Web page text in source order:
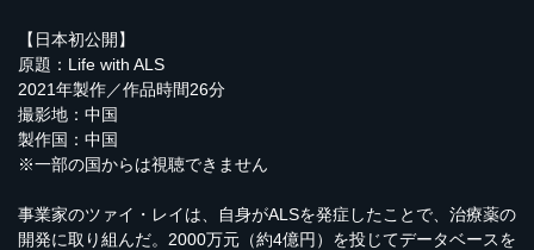
【日本初公開】
原題：Life with ALS
2021年製作／作品時間26分
撮影地：中国
製作国：中国
※一部の国からは視聴できません
事業家のツァイ・レイは、自身がALSを発症したことで、治療薬の
開発に取り組んだ。2000万元（約4億円）を投じてデータベースを